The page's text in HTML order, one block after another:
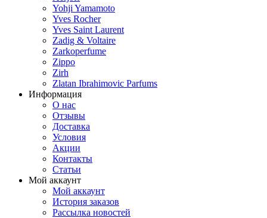
Yohji Yamamoto
Yves Rocher
Yves Saint Laurent
Zadig & Voltaire
Zarkoperfume
Zippo
Zirh
Zlatan Ibrahimovic Parfums
Информация
О нас
Отзывы
Доставка
Условия
Aкции
Контакты
Статьи
Мой аккаунт
Мой аккаунт
История заказов
Рассылка новостей